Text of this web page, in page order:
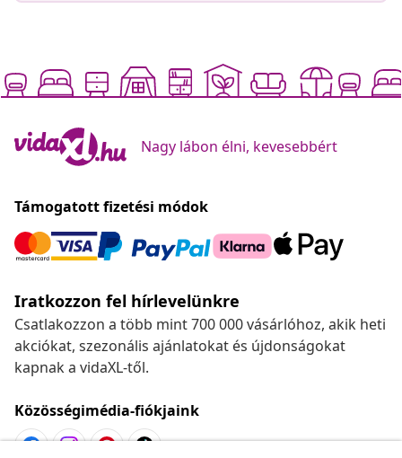
Nagy lábon élni, kevesebbért
Támogatott fizetési módok
Iratkozzon fel hírlevelünkre
Csatlakozzon a több mint 700 000 vásárlóhoz, akik heti
akciókat, szezonális ajánlatokat és újdonságokat
kapnak a vidaXL-től.
Közösségimédia-fiókjaink